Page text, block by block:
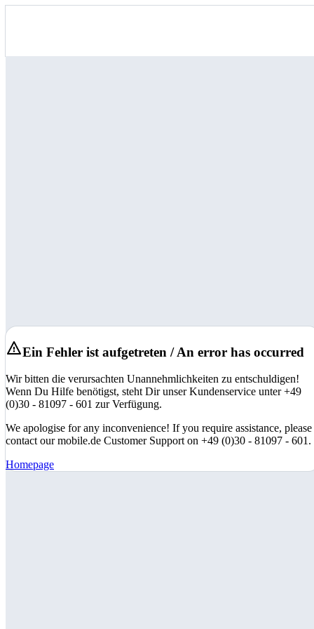
Ein Fehler ist aufgetreten / An error has occurred
Wir bitten die verursachten Unannehmlichkeiten zu entschuldigen!
Wenn Du Hilfe benötigst, steht Dir unser Kundenservice unter +49
(0)30 - 81097 - 601 zur Verfügung.
We apologise for any inconvenience! If you require assistance, please
contact our mobile.de Customer Support on +49 (0)30 - 81097 - 601.
Homepage